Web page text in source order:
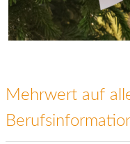
Mehrwert auf